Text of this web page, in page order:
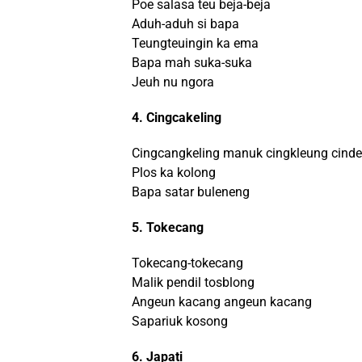
Poe salasa teu beja-beja
Aduh-aduh si bapa
Teungteuingin ka ema
Bapa mah suka-suka
Jeuh nu ngora
4. Cingcakeling
Cingcangkeling manuk cingkleung
Plos ka kolong
Bapa satar buleneng
5. Tokecang
Tokecang-tokecang
Malik pendil tosblong
Angeun kacang angeun kacang
Sapariuk kosong
6. Japati